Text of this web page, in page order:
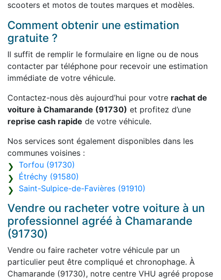
scooters et motos de toutes marques et modèles.
Comment obtenir une estimation
gratuite ?
Il suffit de remplir le formulaire en ligne ou de nous
contacter par téléphone pour recevoir une estimation
immédiate de votre véhicule.
Contactez-nous dès aujourd’hui pour votre rachat de
voiture à Chamarande (91730) et profitez d’une
reprise cash rapide de votre véhicule.
Nos services sont également disponibles dans les
communes voisines :
Torfou (91730)
Étréchy (91580)
Saint-Sulpice-de-Favières (91910)
Vendre ou racheter votre voiture à un
professionnel agréé à Chamarande
(91730)
Vendre ou faire racheter votre véhicule par un
particulier peut être compliqué et chronophage. À
Chamarande (91730), notre centre VHU agréé propose